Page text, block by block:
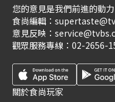
您的意見是我們前進的動
食尚編輯：
意見反映：
觀眾服務專線： 02-2656-
關於食尚玩家